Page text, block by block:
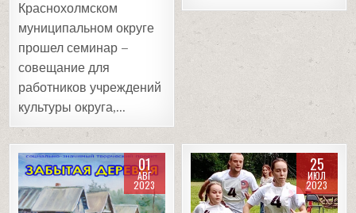
Краснохолмском
муниципальном округе
прошел семинар –
совещание для
работников учреждений
культуры округа,…
01
АВГ
2023
Posted
25
ИЮЛ
2023
Posted